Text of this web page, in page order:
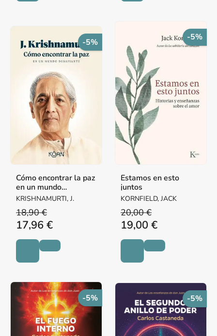
-5%
Cómo encontrar la paz
en un mundo
desafiante
KRISHNAMURTI, J.
18,90 €
17,96 €
-5%
Estamos en esto
juntos
KORNFIELD, JACK
20,00 €
19,00 €
-5% -5%